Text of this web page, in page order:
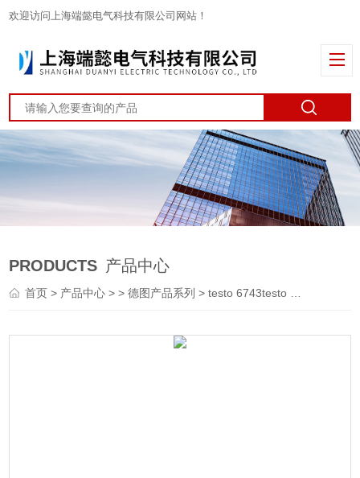
欢迎访问上海端懿电气科技有限公司网站！
PRODUCTS 产品中心
首页> 产品中心 > >德图产品系列 > testo 6743testo 6743 - 压力露点变送器